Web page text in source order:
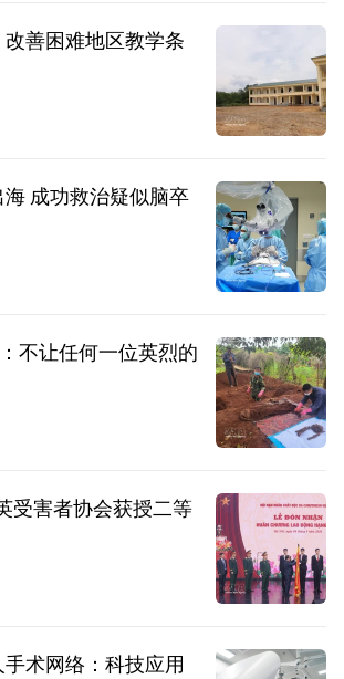
善困难地区教学条
成功救治疑似脑卒
不让任何一位英烈的
受害者协会获授二等
术网络：科技应用